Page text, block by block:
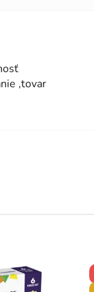
5 z 5 hviezdičiek.
,tovar